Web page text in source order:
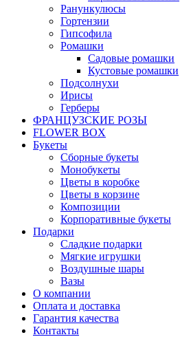
Ранункулюсы
Гортензии
Гипсофила
Ромашки
Садовые ромашки
Кустовые ромашки
Подсолнухи
Ирисы
Герберы
ФРАНЦУЗСКИЕ РОЗЫ
FLOWER BOX
Букеты
Сборные букеты
Монобукеты
Цветы в коробке
Цветы в корзине
Композиции
Корпоративные букеты
Подарки
Сладкие подарки
Мягкие игрушки
Воздушные шары
Вазы
О компании
Оплата и доставка
Гарантия качества
Контакты